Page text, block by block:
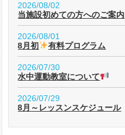
2026/08/02
当施設初めての方へのご案内
2026/08/01
8月初
有料プログラム
2026/07/30
水中運動教室について
2026/07/29
8月～レッスンスケジュール